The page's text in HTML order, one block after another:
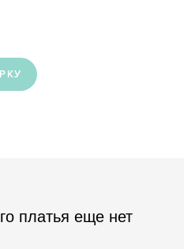
платья еще нет